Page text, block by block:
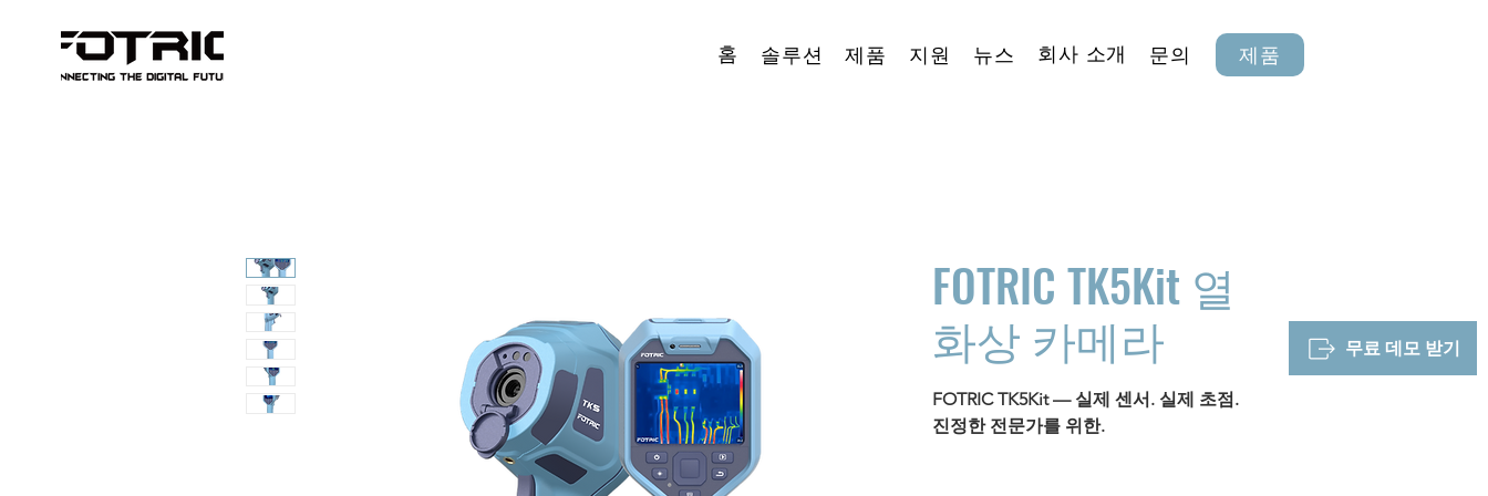
홈 솔루션 제품 지원 뉴스 회사 소개 문의 제품
무료 데모 받기
​FOTRIC TK5Kit 열
화상 카메라
FOTRIC TK5Kit — 실제 센서. 실제 초점.
진정한 전문가를 위한.